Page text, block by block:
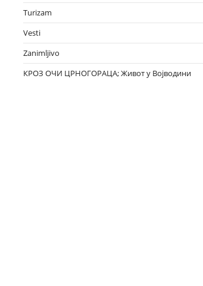
Turizam
Vesti
Zanimljivo
КРОЗ ОЧИ ЦРНОГОРАЦА; Живот у Војводини